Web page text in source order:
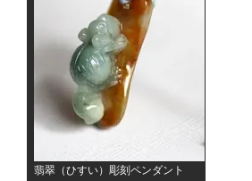
翡翠（ひすい）彫刻ペンダント